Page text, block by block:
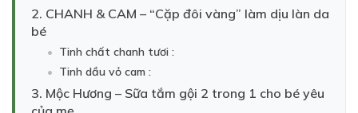
2. CHANH & CAM – “Cặp đôi vàng” làm dịu làn da
bé
Tinh chất chanh tươi :
Tinh dầu vỏ cam :
3. Mộc Hương – Sữa tắm gội 2 trong 1 cho bé yêu